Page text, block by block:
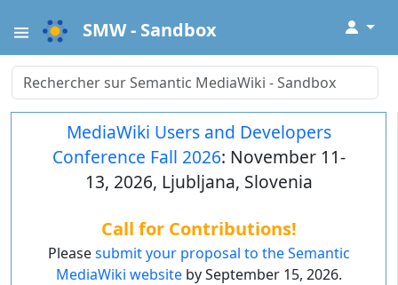
SMW - Sandbox ↓
MediaWiki Users and Developers
Conference Fall 2026: November 11-
13, 2026, Ljubljana, Slovenia
Call for Contributions!
Pleasesubmit your proposal to the Semantic
MediaWiki websiteby September 15, 2026.